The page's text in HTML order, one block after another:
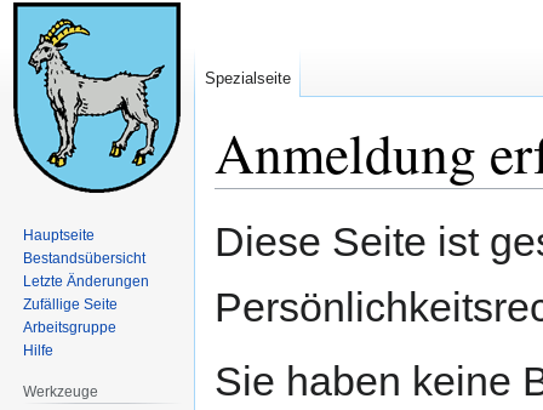
Anmeldung
Navigation
Suche
Diese Seite ist
Sie haben keine
Spezialseite
Hauptseite
Bestandsübersicht
Letzte Änderungen
Zufällige Seite
Arbeitsgruppe
Hilfe
Werkzeuge